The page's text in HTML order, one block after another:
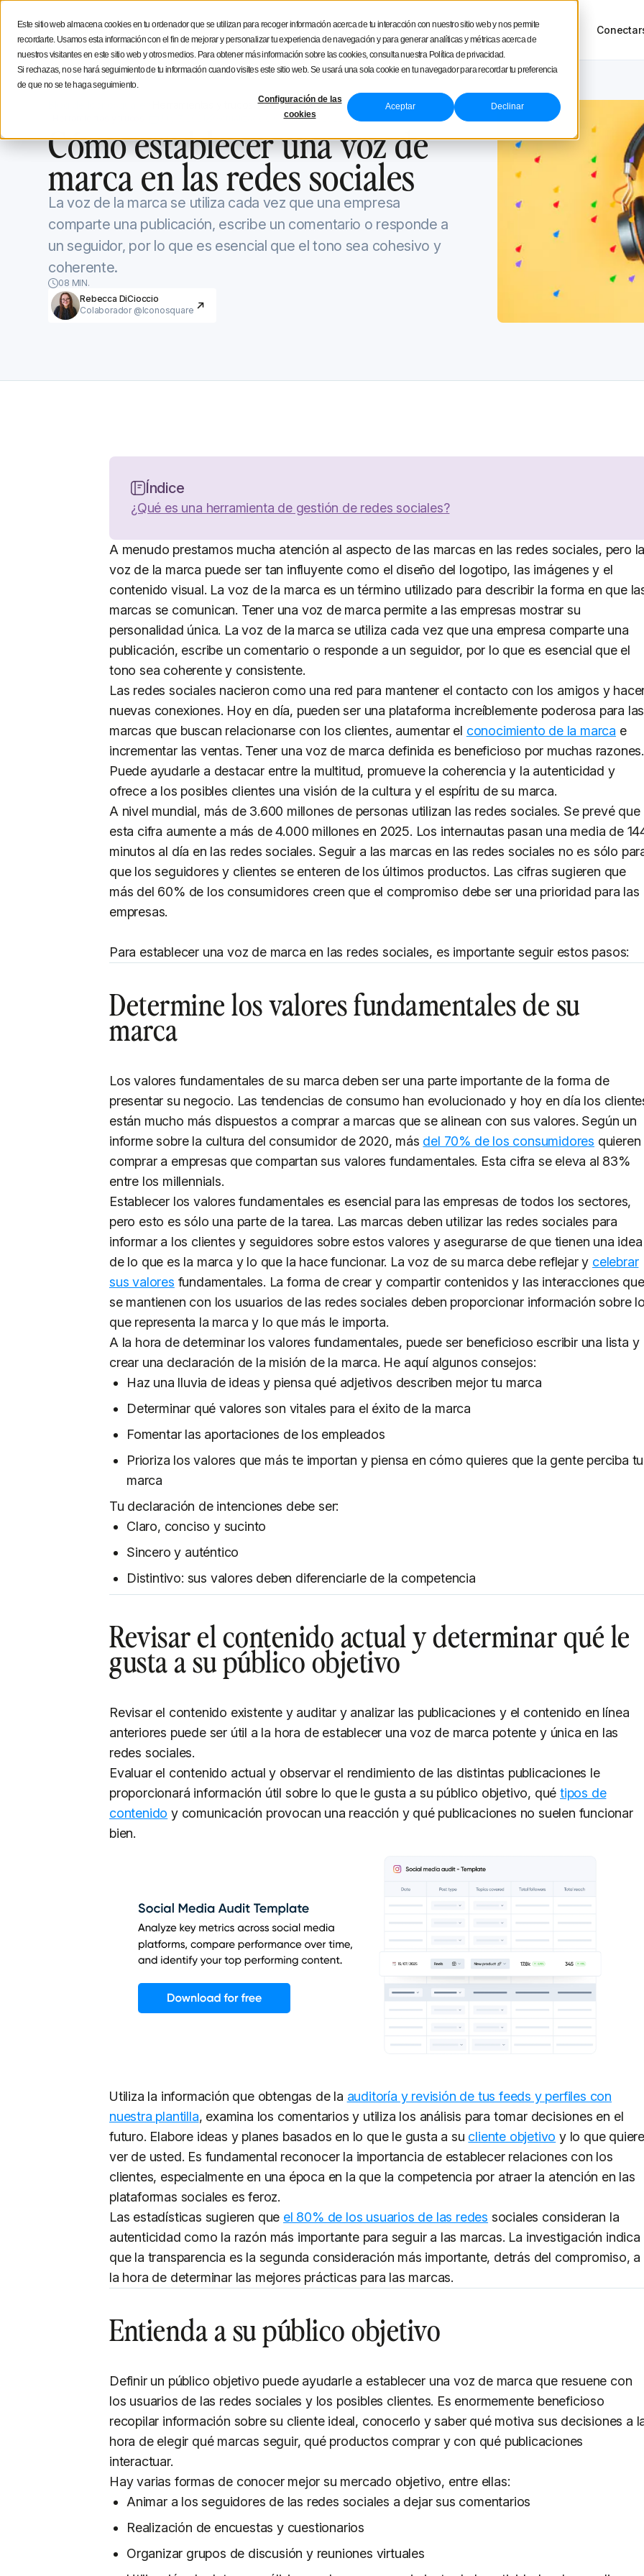
Este sitio web almacena cookies en tu ordenador que se utilizan para recoger información acerca de tu interacción con nuestro sitio web y nos permite
recordarte. Usamos esta información con el fin de mejorar y personalizar tu experiencia de navegación y para generar analíticas y métricas acerca de
nuestros visitantes en este sitio web y otros medios. Para obtener más información sobre las cookies, consulta nuestra Política de privacidad.
Si rechazas, no se hará seguimiento de tu información cuando visites este sitio web. Se usará una sola cookie en tu navegador para recordar tu preferencia
de que no se te haga seguimiento.
Configuración de las
cookies
Aceptar Declinar
Funcionalidades Soluciones Recursos NUEVO Tour del productoPrecios
Estratégia social media Consejos de creación Iconosquare
October 19, 2022
Cómo establecer una voz de
marca en las redes sociales
La voz de la marca se utiliza cada vez que una empresa
comparte una publicación, escribe un comentario o responde a
un seguidor, por lo que es esencial que el tono sea cohesivo y
coherente.
08 MIN.
Rebecca DiCioccio
Colaborador @Iconosquare
Índice
¿Qué es una herramienta de gestión de redes sociales?
A menudo prestamos mucha atención al aspecto de las marcas en las redes sociales, pero
voz de la marca puede ser tan influyente como el diseño del logotipo, las imágenes y el
contenido visual. La voz de la marca es un término utilizado para describir la forma en que
marcas se comunican. Tener una voz de marca permite a las empresas mostrar su
personalidad única. La voz de la marca se utiliza cada vez que una empresa comparte una
publicación, escribe un comentario o responde a un seguidor, por lo que es esencial que el
tono sea coherente y consistente.
Las redes sociales nacieron como una red para mantener el contacto con los amigos y
nuevas conexiones. Hoy en día, pueden ser una plataforma increíblemente poderosa para las
marcas que buscan relacionarse con los clientes, aumentar el conocimiento de la marca e
incrementar las ventas. Tener una voz de marca definida es beneficioso por muchas razones.
Puede ayudarle a destacar entre la multitud, promueve la coherencia y la autenticidad y
ofrece a los posibles clientes una visión de la cultura y el espíritu de su marca.
A nivel mundial, más de 3.600 millones de personas utilizan las redes sociales. Se prevé que
esta cifra aumente a más de 4.000 millones en 2025. Los internautas pasan una media de
minutos al día en las redes sociales. Seguir a las marcas en las redes sociales no es sólo
que los seguidores y clientes se enteren de los últimos productos. Las cifras sugieren que
más del 60% de los consumidores creen que el compromiso debe ser una prioridad para las
empresas.
Para establecer una voz de marca en las redes sociales, es importante seguir estos pasos:
Determine los valores fundamentales de su
marca
Los valores fundamentales de su marca deben ser una parte importante de la forma de
presentar su negocio. Las tendencias de consumo han evolucionado y hoy en día los
están mucho más dispuestos a comprar a marcas que se alinean con sus valores. Según un
informe sobre la cultura del consumidor de 2020, más del 70% de los consumidores quieren
comprar a empresas que compartan sus valores fundamentales. Esta cifra se eleva al 83%
entre los millennials.
Establecer los valores fundamentales es esencial para las empresas de todos los sectores,
pero esto es sólo una parte de la tarea. Las marcas deben utilizar las redes sociales para
informar a los clientes y seguidores sobre estos valores y asegurarse de que tienen una idea
de lo que es la marca y lo que la hace funcionar. La voz de su marca debe reflejar y celebrar
sus valores fundamentales. La forma de crear y compartir contenidos y las interacciones que
se mantienen con los usuarios de las redes sociales deben proporcionar información sobre
que representa la marca y lo que más le importa.
A la hora de determinar los valores fundamentales, puede ser beneficioso escribir una lista y
crear una declaración de la misión de la marca. He aquí algunos consejos:
Haz una lluvia de ideas y piensa qué adjetivos describen mejor tu marca
Determinar qué valores son vitales para el éxito de la marca
Fomentar las aportaciones de los empleados
Prioriza los valores que más te importan y piensa en cómo quieres que la gente perciba tu
marca
Tu declaración de intenciones debe ser:
Claro, conciso y sucinto
Sincero y auténtico
Distintivo: sus valores deben diferenciarle de la competencia
Revisar el contenido actual y determinar qué le
gusta a su público objetivo
Revisar el contenido existente y auditar y analizar las publicaciones y el contenido en línea
anteriores puede ser útil a la hora de establecer una voz de marca potente y única en las
redes sociales.
Evaluar el contenido actual y observar el rendimiento de las distintas publicaciones le
proporcionará información útil sobre lo que le gusta a su público objetivo, qué tipos de
contenido y comunicación provocan una reacción y qué publicaciones no suelen funcionar
bien.
Utiliza la información que obtengas de la auditoría y revisión de tus feeds y perfiles con
nuestra plantilla, examina los comentarios y utiliza los análisis para tomar decisiones en el
futuro. Elabore ideas y planes basados en lo que le gusta a su cliente objetivo y lo que
ver de usted. Es fundamental reconocer la importancia de establecer relaciones con los
clientes, especialmente en una época en la que la competencia por atraer la atención en las
plataformas sociales es feroz.
Las estadísticas sugieren que el 80% de los usuarios de las redes sociales consideran la
autenticidad como la razón más importante para seguir a las marcas. La investigación indica
que la transparencia es la segunda consideración más importante, detrás del compromiso, a
la hora de determinar las mejores prácticas para las marcas.
Entienda a su público objetivo
Definir un público objetivo puede ayudarle a establecer una voz de marca que resuene con
los usuarios de las redes sociales y los posibles clientes. Es enormemente beneficioso
recopilar información sobre su cliente ideal, conocerlo y saber qué motiva sus decisiones a
hora de elegir qué marcas seguir, qué productos comprar y con qué publicaciones
interactuar.
Hay varias formas de conocer mejor su mercado objetivo, entre ellas:
Animar a los seguidores de las redes sociales a dejar sus comentarios
Realización de encuestas y cuestionarios
Organizar grupos de discusión y reuniones virtuales